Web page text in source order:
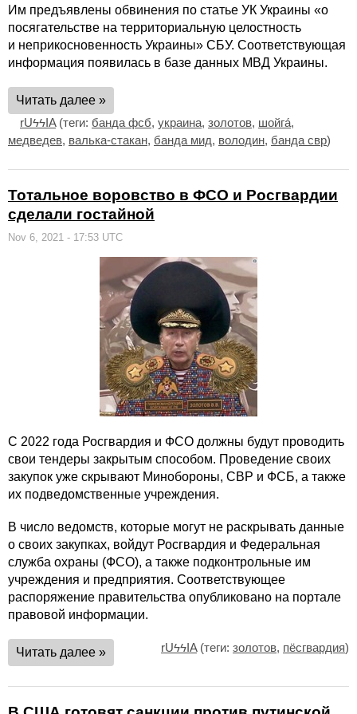
Им предъявлены обвинения по статье УК Украины «о
посягательстве на территориальную целостность
и неприкосновенность Украины» СБУ. Соответствующая
информация появилась в базе данных МВД Украины.
Читать далее »
rUϟϟIA(теги: банда фсб, украина, золотов, шойга́,
медведев, валька-стакан, банда мид, володин, банда свр)
Тотальное воровство в ФСО и Росгвардии
сделали гостайной
Nov 6, 2021 - 17:53 UTC
С 2022 года Росгвардия и ФСО должны будут проводить
свои тендеры закрытым способом. Проведение своих
закупок уже скрывают Минобороны, СВР и ФСБ, а также
их подведомственные учреждения.
В число ведомств, которые могут не раскрывать данные
о своих закупках, войдут Росгвардия и Федеральная
служба охраны (ФСО), а также подконтрольные им
учреждения и предприятия. Соответствующее
распоряжение правительства опубликовано на портале
правовой информации.
Читать далее » rUϟϟIA(теги: золотов, пёсгвардия)